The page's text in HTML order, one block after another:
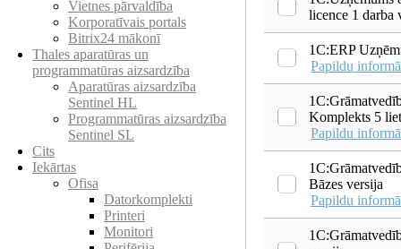
Vietnes pārvaldība
Korporatīvais portals
Bitrix24 mākonī
Thales aparatūras un
programmatūras aizsardzība
Aparatūras aizsardzība
Sentinel HL
Programmatūras aizsardzība
Sentinel SL
Cits
Iekārtas
Ofisa
Datorkomplekti
Printeri
Monitori
licence 1 darba
1C:ERP
Papildu
Komplekts 5
Papildu
Bāzes versija
Papildu